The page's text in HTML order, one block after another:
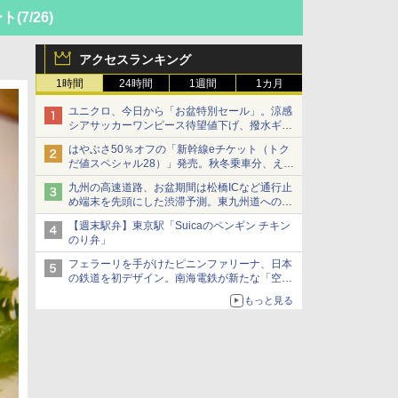
(7/26)
アクセスランキング
1時間 24時間 1週間 1カ月
ユニクロ、今日から「お盆特別セール」。涼感
シアサッカーワンピース待望値下げ、撥水ギア
ショーツは1990円に
はやぶさ50％オフの「新幹線eチケット（トク
だ値スペシャル28）」発売。秋冬乗車分、えき
ねっと限定
九州の高速道路、お盆期間は松橋ICなど通行止
め端末を先頭にした渋滞予測。東九州道への迂
回は料金調整を実施
【週末駅弁】東京駅「Suicaのペンギン チキン
のり弁」
フェラーリを手がけたピニンファリーナ、日本
の鉄道を初デザイン。南海電鉄が新たな「空港
もっと見る